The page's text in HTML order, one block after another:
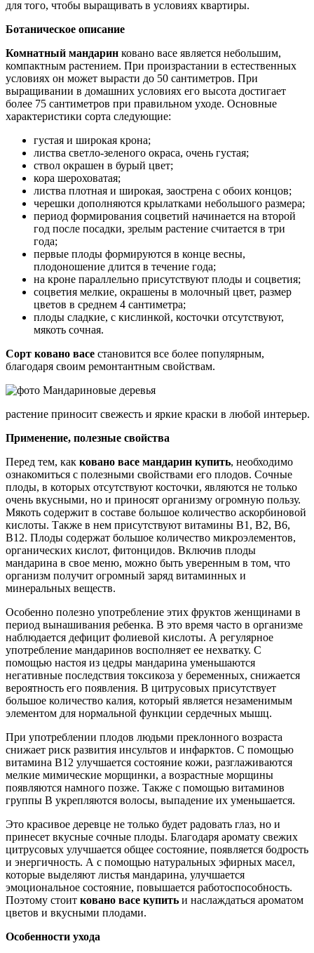
для того, чтобы выращивать в условиях квартиры.
Ботаническое описание
Комнатный мандарин ковано васе является небольшим,
компактным растением. При произрастании в естественных
условиях он может вырасти до 50 сантиметров. При
выращивании в домашних условиях его высота достигает
более 75 сантиметров при правильном уходе. Основные
характеристики сорта следующие:
густая и широкая крона;
листва светло-зеленого окраса, очень густая;
ствол окрашен в бурый цвет;
кора шероховатая;
листва плотная и широкая, заострена с обоих концов;
черешки дополняются крылатками небольшого размера;
период формирования соцветий начинается на второй
год после посадки, зрелым растение считается в три
года;
первые плоды формируются в конце весны,
плодоношение длится в течение года;
на кроне параллельно присутствуют плоды и соцветия;
соцветия мелкие, окрашены в молочный цвет, размер
цветов в среднем 4 сантиметра;
плоды сладкие, с кислинкой, косточки отсутствуют,
мякоть сочная.
Сорт ковано васе становится все более популярным,
благодаря своим ремонтантным свойствам.
растение приносит свежесть и яркие краски в любой интерьер.
Применение, полезные свойства
Перед тем, как ковано васе мандарин купить, необходимо
ознакомиться с полезными свойствами его плодов. Сочные
плоды, в которых отсутствуют косточки, являются не только
очень вкусными, но и приносят организму огромную пользу.
Мякоть содержит в составе большое количество аскорбиновой
кислоты. Также в нем присутствуют витамины В1, В2, В6,
В12. Плоды содержат большое количество микроэлементов,
органических кислот, фитонцидов. Включив плоды
мандарина в свое меню, можно быть уверенным в том, что
организм получит огромный заряд витаминных и
минеральных веществ.
Особенно полезно употребление этих фруктов женщинами в
период вынашивания ребенка. В это время часто в организме
наблюдается дефицит фолиевой кислоты. А регулярное
употребление мандаринов восполняет ее нехватку. С
помощью настоя из цедры мандарина уменьшаются
негативные последствия токсикоза у беременных, снижается
вероятность его появления. В цитрусовых присутствует
большое количество калия, который является незаменимым
элементом для нормальной функции сердечных мышц.
При употреблении плодов людьми преклонного возраста
снижает риск развития инсультов и инфарктов. С помощью
витамина В12 улучшается состояние кожи, разглаживаются
мелкие мимические морщинки, а возрастные морщины
появляются намного позже. Также с помощью витаминов
группы В укрепляются волосы, выпадение их уменьшается.
Это красивое деревце не только будет радовать глаз, но и
принесет вкусные сочные плоды. Благодаря аромату свежих
цитрусовых улучшается общее состояние, появляется бодрость
и энергичность. А с помощью натуральных эфирных масел,
которые выделяют листья мандарина, улучшается
эмоциональное состояние, повышается работоспособность.
Поэтому стоит ковано васе купить и наслаждаться ароматом
цветов и вкусными плодами.
Особенности ухода